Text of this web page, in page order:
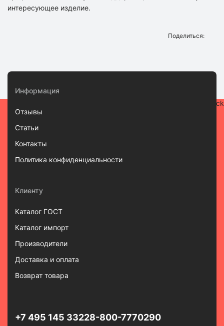
интересующее изделие.
Поделиться:
Информация
Отзывы
Статьи
Контакты
Политика конфиденциальности
Клиенту
Каталог ГОСТ
Каталог импорт
Производители
Доставка и оплата
Возврат товара
+7 495 145 33228-800-7770290